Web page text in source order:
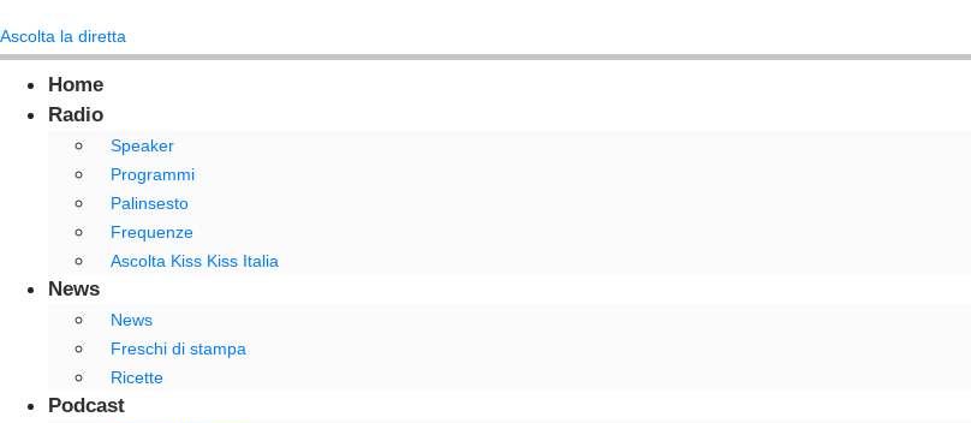
Ascolta la diretta
Home
Radio
Speaker
Programmi
Palinsesto
Frequenze
Ascolta Kiss Kiss Italia
News
News
Freschi di stampa
Ricette
Podcast